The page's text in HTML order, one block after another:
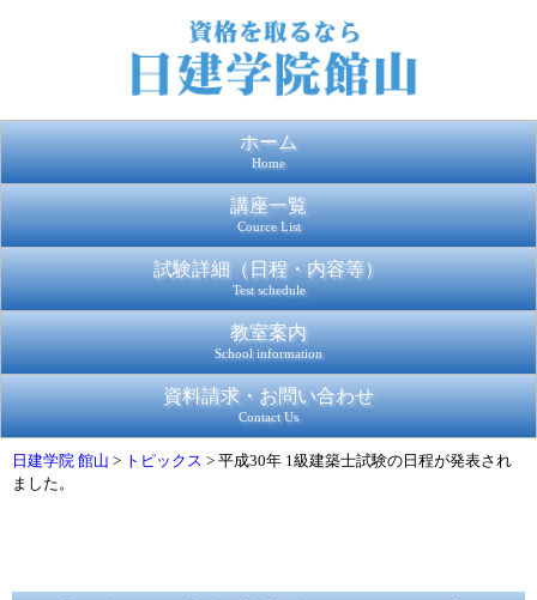
ホーム
Home
講座一覧
Cource List
試験詳細（日程・内容等）
Test schedule
教室案内
School information
資料請求・お問い合わせ
Contact Us
日建学院 館山 > トピックス > 平成30年 1級建築士試験の日程が発表され
ました。